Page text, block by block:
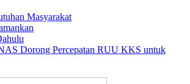
Masyarakat
Dorong Percepatan RUU KKS untuk